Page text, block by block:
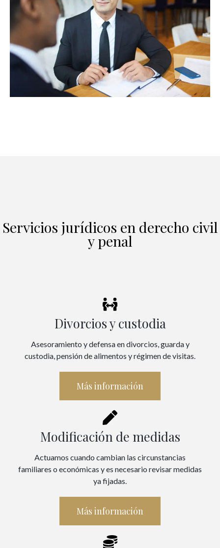
Servicios jurídicos en derecho civil
y penal
Divorcios y custodia
Asesoramiento y defensa en divorcios, guarda y
custodia, pensión de alimentos y régimen de visitas.
Más información
Modificación de medidas
Actuamos cuando cambian las circunstancias
familiares o económicas y es necesario revisar medidas
ya fijadas.
Más información